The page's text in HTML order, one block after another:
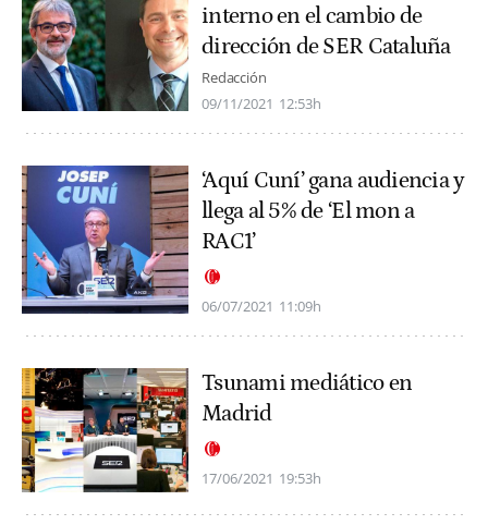
interno en el cambio de
dirección de SER Cataluña
Redacción
09/11/2021 12:53h
‘Aquí Cuní’ gana audiencia y
llega al 5% de ‘El mon a
RAC1’
06/07/2021 11:09h
Tsunami mediático en
Madrid
17/06/2021 19:53h